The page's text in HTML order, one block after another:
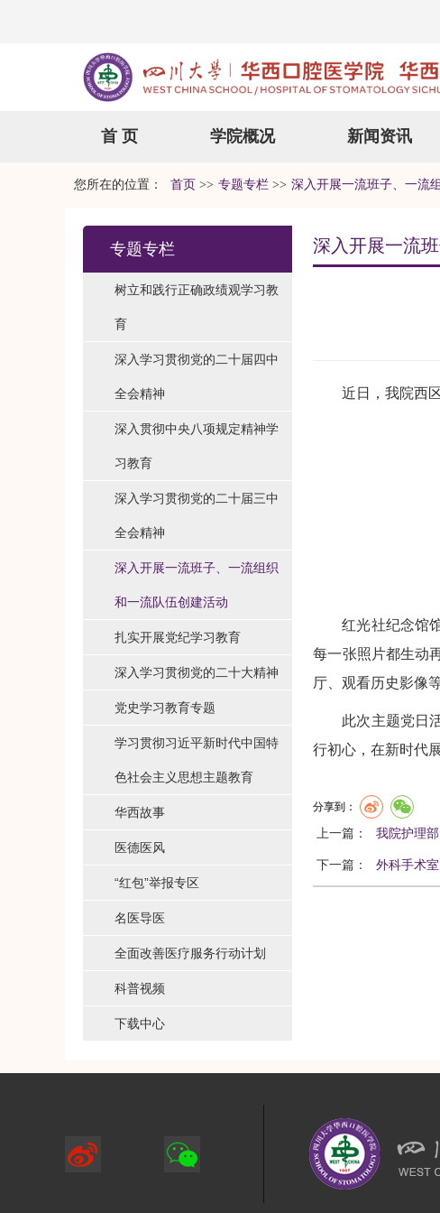
首 页 学院概况 新闻资讯
您所在的位置： 首页 >> 专题专栏 >> 深入开展一流班子、一流
专题专栏
树立和践行正确政绩观学习教
育
深入学习贯彻党的二十届四中
全会精神
深入贯彻中央八项规定精神学
习教育
深入学习贯彻党的二十届三中
全会精神
深入开展一流班子、一流组织
和一流队伍创建活动
扎实开展党纪学习教育
深入学习贯彻党的二十大精神
党史学习教育专题
学习贯彻习近平新时代中国特
色社会主义思想主题教育
华西故事
医德医风
“红包”举报专区
名医导医
全面改善医疗服务行动计划
科普视频
下载中心
深入开展一流
近日，我院西
红光社纪念馆
每一张照片都生动
厅、观看历史影像
此次主题党日
行初心，在新时代
分享到：
上一篇： 我院护理
下一篇： 外科手术